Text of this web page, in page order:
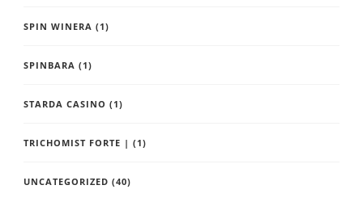
SPIN WINERA (1)
SPINBARA (1)
STARDA CASINO (1)
TRICHOMIST FORTE | (1)
UNCATEGORIZED (40)